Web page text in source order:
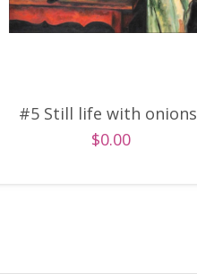
#5 Still life with onions
$0.00